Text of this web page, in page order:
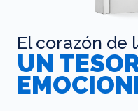
El corazón de
UN